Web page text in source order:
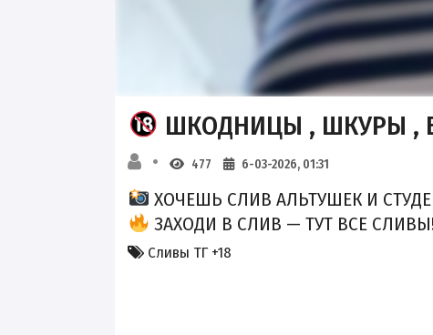
ШКОДНИЦЫ , ШКУРЫ ,
477 6-03-2026, 01:31
ХОЧЕШЬ СЛИВ АЛЬТУШЕК И
ЗАХОДИ В СЛИВ — ТУТ ВСЕ
Сливы ТГ +18